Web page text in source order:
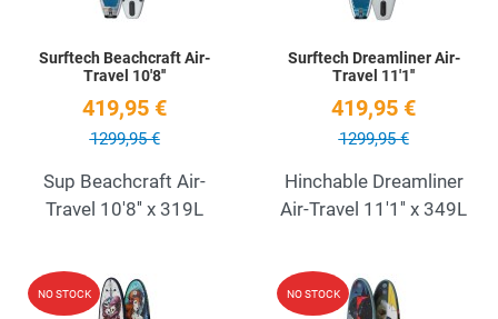
Surftech Beachcraft Air-
Travel 10'8''
419,95 €
1299,95 €
Sup Beachcraft Air-
Travel 10'8'' x 319L
Surftech Dreamliner Air-
Travel 11'1''
419,95 €
1299,95 €
Hinchable Dreamliner
Air-Travel 11'1'' x 349L
NO STOCK Add to Wishlist
NO STOCK